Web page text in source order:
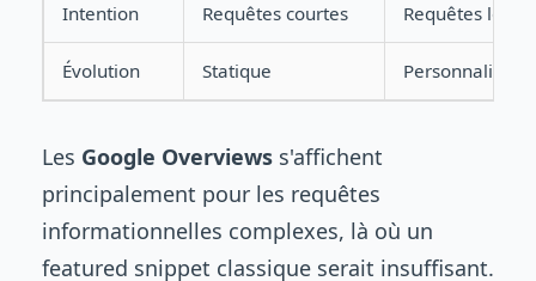
Intention Requêtes courtes Requêtes
Évolution Statique Personnalisée
Les Google Overviews s'affichent
principalement pour les requêtes
informationnelles complexes, là où un
featured snippet classique serait insuffisant.